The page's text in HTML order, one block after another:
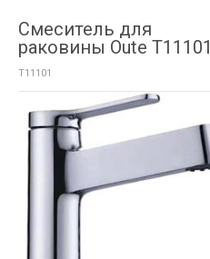
Смеситель для
раковины Oute T11101
T11101